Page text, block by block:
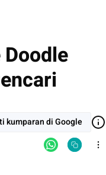
kumparan di Google